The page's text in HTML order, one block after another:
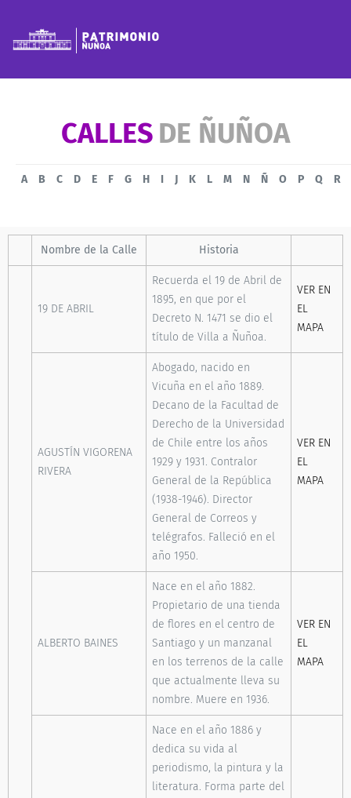
CALLES DE ÑUÑOA
A B C D E F G H I J K L M N Ñ O P Q R
Nombre de la Calle Historia
19 DE ABRIL
Recuerda el 19 de Abril de
1895, en que por el
Decreto N. 1471 se dio el
título de Villa a Ñuñoa.
VER EN
EL
MAPA
AGUSTÍN VIGORENA
RIVERA
Abogado, nacido en
Vicuña en el año 1889.
Decano de la Facultad de
Derecho de la Universidad
de Chile entre los años
1929 y 1931. Contralor
General de la República
(1938-1946). Director
General de Correos y
telégrafos. Falleció en el
año 1950.
VER EN
EL
MAPA
ALBERTO BAINES
Nace en el año 1882.
Propietario de una tienda
de flores en el centro de
Santiago y un manzanal
en los terrenos de la calle
que actualmente lleva su
nombre. Muere en 1936.
VER EN
EL
MAPA
Nace en el año 1886 y
dedica su vida al
periodismo, la pintura y la
literatura. Forma parte del